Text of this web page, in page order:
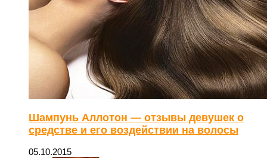
Шампунь Аллотон — отзывы девушек о
средстве и его воздействии на волосы
05.10.2015